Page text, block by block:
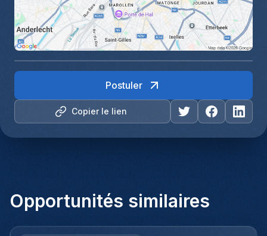
Copier le lien
Postuler
Opportunités similaires